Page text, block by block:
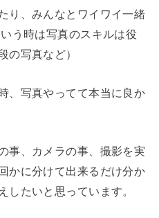
り、みんなとワイワイ一緒
う時は写真のスキルは役
の写真など）
、写真やってて本当に良か
事、カメラの事、撮影を実
かに分けて出来るだけ分か
したいと思っています。